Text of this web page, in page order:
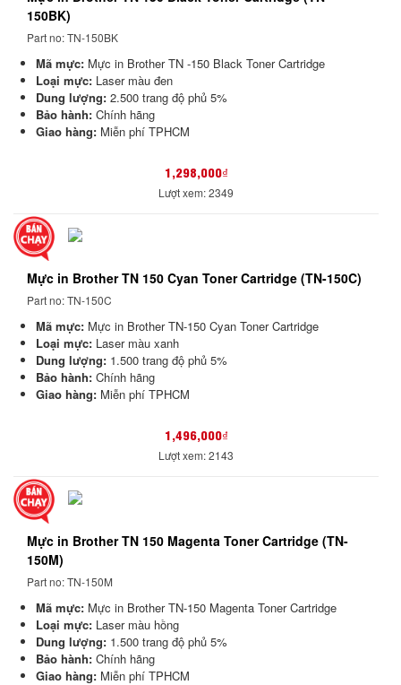
150BK)
Part no: TN-150BK
Mã mực: Mực in Brother TN -150 Black Toner Cartridge
Loại mực: Laser màu đen
Dung lượng: 2.500 trang độ phủ 5%
Bảo hành: Chính hãng
Giao hàng: Miễn phí TPHCM
1,298,000₫
Lượt xem: 2349
Mực in Brother TN 150 Cyan Toner Cartridge (TN-150C)
Part no: TN-150C
Mã mực: Mực in Brother TN-150 Cyan Toner Cartridge
Loại mực: Laser màu xanh
Dung lượng: 1.500 trang độ phủ 5%
Bảo hành: Chính hãng
Giao hàng: Miễn phí TPHCM
1,496,000₫
Lượt xem: 2143
Mực in Brother TN 150 Magenta Toner Cartridge (TN-
150M)
Part no: TN-150M
Mã mực: Mực in Brother TN-150 Magenta Toner Cartridge
Loại mực: Laser màu hồng
Dung lượng: 1.500 trang độ phủ 5%
Bảo hành: Chính hãng
Giao hàng: Miễn phí TPHCM